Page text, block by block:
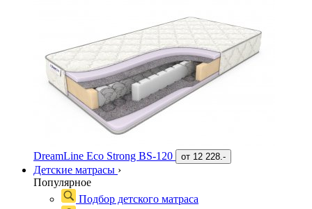
DreamLine Eco Strong BS-120 от 12 228.-
Детские матрасы ›
Популярное
Подбор детского матраса